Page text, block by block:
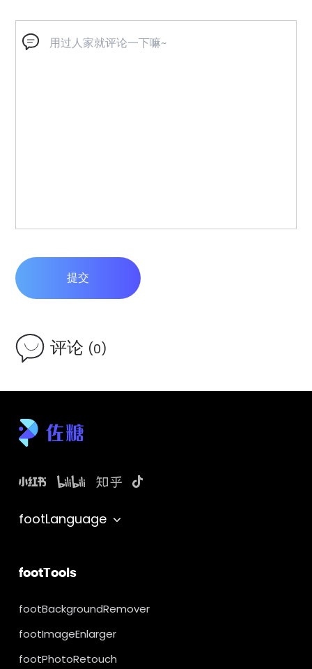
提交
评论 (0)
footLanguage
footTools
footBackgroundRemover
footImageEnlarger
footPhotoRetouch